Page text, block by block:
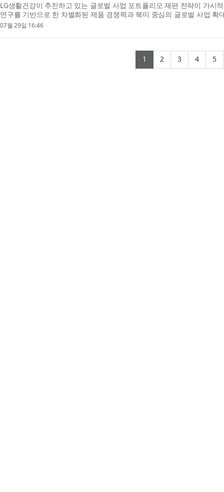
LG생활건강이 추진하고 있는 글로벌 사업 포트폴리오 재편 전략이 가시
연구를 기반으로 한 차별화된 제품 경쟁력과 북미 중심의 글로벌 사업 확
상 처음으로 중국을 넘었다. 단순한 국가별 실적 ...
07월 29일 16:46
1 (current)
2(current)
3(current)
4 5